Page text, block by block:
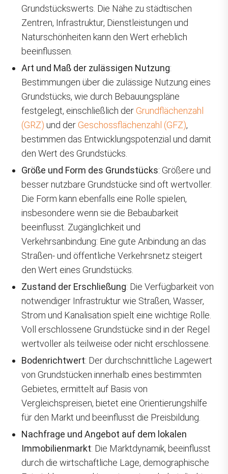
Grundstückswerts. Die Nähe zu städtischen
Zentren, Infrastruktur, Dienstleistungen und
Naturschönheiten kann den Wert erheblich
beeinflussen.
Art und Maß der zulässigen Nutzung:
Bestimmungen über die zulässige Nutzung eines
Grundstücks, wie durch Bebauungspläne
festgelegt, einschließlich der Grundflächenzahl
(GRZ) und der Geschossflächenzahl (GFZ),
bestimmen das Entwicklungspotenzial und damit
den Wert des Grundstücks.
Größe und Form des Grundstücks: Größere und
besser nutzbare Grundstücke sind oft wertvoller.
Die Form kann ebenfalls eine Rolle spielen,
insbesondere wenn sie die Bebaubarkeit
beeinflusst. Zugänglichkeit und
Verkehrsanbindung: Eine gute Anbindung an das
Straßen- und öffentliche Verkehrsnetz steigert
den Wert eines Grundstücks.
Zustand der Erschließung: Die Verfügbarkeit von
notwendiger Infrastruktur wie Straßen, Wasser,
Strom und Kanalisation spielt eine wichtige Rolle.
Voll erschlossene Grundstücke sind in der Regel
wertvoller als teilweise oder nicht erschlossene.
Bodenrichtwert: Der durchschnittliche Lagewert
von Grundstücken innerhalb eines bestimmten
Gebietes, ermittelt auf Basis von
Vergleichspreisen, bietet eine Orientierungshilfe
für den Markt und beeinflusst die Preisbildung.
Nachfrage und Angebot auf dem lokalen
Immobilienmarkt: Die Marktdynamik, beeinflusst
durch die wirtschaftliche Lage, demographische